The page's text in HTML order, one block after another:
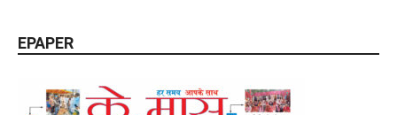
EPAPER